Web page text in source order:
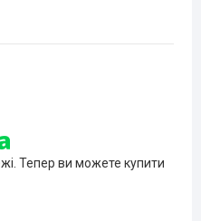
Тепер ви можете купити